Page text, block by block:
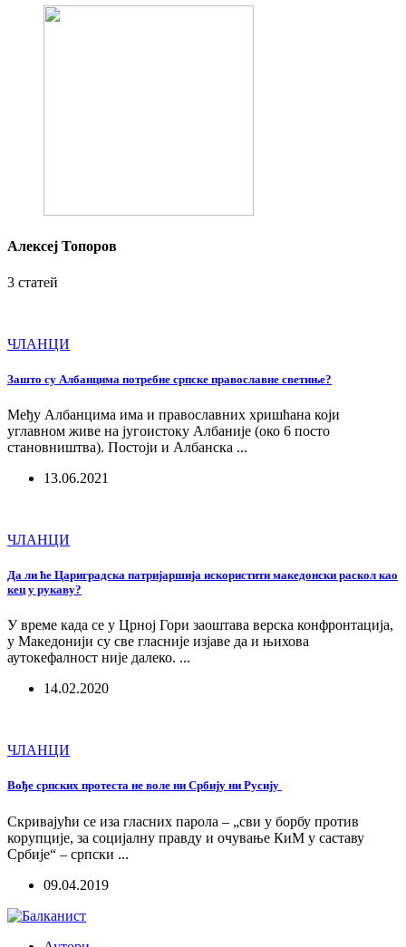
Алексеј Топоров
3 статей
ЧЛАНЦИ
Зашто су Албанцима потребне српске православне светиње?
Међу Албанцима има и православних хришћана који
углавном живе на југоистоку Албаније (око 6 посто
становништва). Постоји и Албанска ...
13.06.2021
ЧЛАНЦИ
Да ли ће Цариградска патријаршија искористити македонски раскол као
кец у рукаву?
У време када се у Црној Гори заоштава верска конфронтација,
у Македонији су све гласније изјаве да и њихова
аутокефалност није далеко. ...
14.02.2020
ЧЛАНЦИ
Вође српских протеста не воле ни Србију ни Русију
Скривајући се иза гласних парола – „сви у борбу против
корупције, за социјалну правду и очување КиМ у саставу
Србије“ – српски ...
09.04.2019